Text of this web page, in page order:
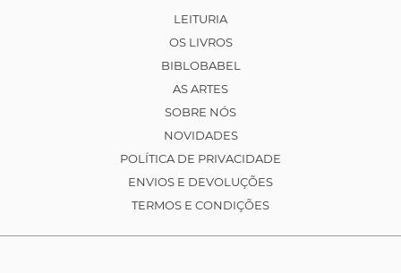
LEITURIA
OS LIVROS
BIBLOBABEL
AS ARTES
SOBRE NÓS
NOVIDADES
POLÍTICA DE PRIVACIDADE
ENVIOS E DEVOLUÇÕES
TERMOS E CONDIÇÕES